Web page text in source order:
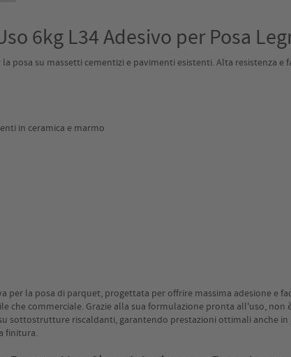
6kg L34 Adesivo per Posa
posa su massetti cementizi e pavimenti esistenti. Alta resistenza
in ceramica e marmo
per la posa di parquet, progettata per offrire massima adesione e
che commerciale. Grazie alla sua formulazione pronta all'uso,
sottostrutture riscaldanti, garantendo prestazioni ottimali anche
finitura.